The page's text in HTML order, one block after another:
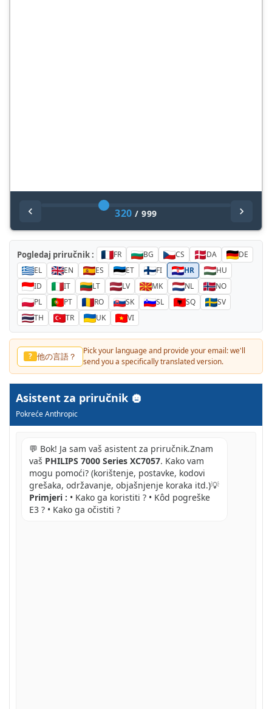
320 /999
Pogledaj priručnik : FR BG CS DA
DE
EL
EN ES ET FI HR
HU
ID
IT LT LV MK NL
NO
PL
PT RO SK SL SQ
SV
TH
TR UK VI
? 他の言語？
Pick your language and provide your email: we'll
send you a specifically translated version.
Asistent za priručnik
Pokreće Anthropic
💬 Bok! Ja sam vaš asistent za priručnik.Znam
vaš PHILIPS 7000 Series XC7057. Kako vam
mogu pomoći? (korištenje, postavke, kodovi
grešaka, održavanje, objašnjenje koraka itd.)💡
Primjeri : • Kako ga koristiti ? • Kôd pogreške
E3 ? • Kako ga očistiti ?